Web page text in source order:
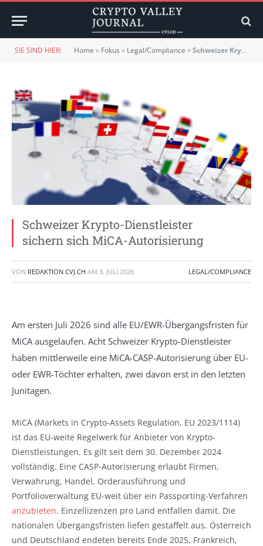
SIE SIND HIER: Home » Fokus » Legal/Compliance »Schweizer Krypto-Dienstleister sichern sich MiCA-Autorisierung
Schweizer Krypto-Dienstleister
sichern sich MiCA-Autorisierung
VON REDAKTION CVJ.CH AM 3. JULI 2026 LEGAL/COMPLIANCE
Am ersten Juli 2026 sind alle EU/EWR-Übergangsfristen für
MiCA ausgelaufen. Acht Schweizer Krypto-Dienstleister
haben mittlerweile eine MiCA-CASP-Autorisierung über EU-
oder EWR-Töchter erhalten, zwei davon erst in den letzten
Junitagen.
MiCA (Markets in Crypto-Assets Regulation, EU 2023/1114)
ist das EU-weite Regelwerk für Anbieter von Krypto-
Dienstleistungen. Es gilt seit dem 30. Dezember 2024
vollständig. Eine CASP-Autorisierung erlaubt Firmen,
Verwahrung, Handel, Orderausführung und
Portfolioverwaltung EU-weit über ein Passporting-Verfahren
anzubieten. Einzellizenzen pro Land entfallen damit. Die
nationalen Übergangsfristen liefen gestaffelt aus. Österreich
und Deutschland endeten bereits Ende 2025, Frankreich,